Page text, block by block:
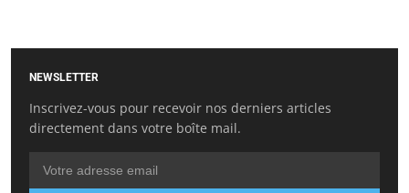
NEWSLETTER
Inscrivez-vous pour recevoir nos derniers articles
directement dans votre boîte mail.